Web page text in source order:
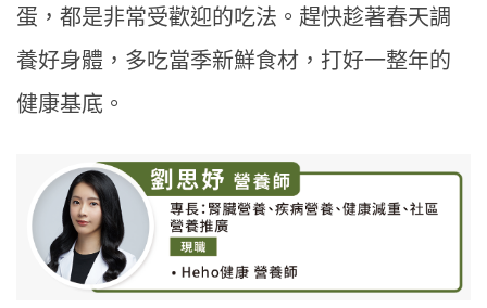
蛋，都是非常受歡迎的吃法。趕快趁著春天調
養好身體，多吃當季新鮮食材，打好一整年的
健康基底。